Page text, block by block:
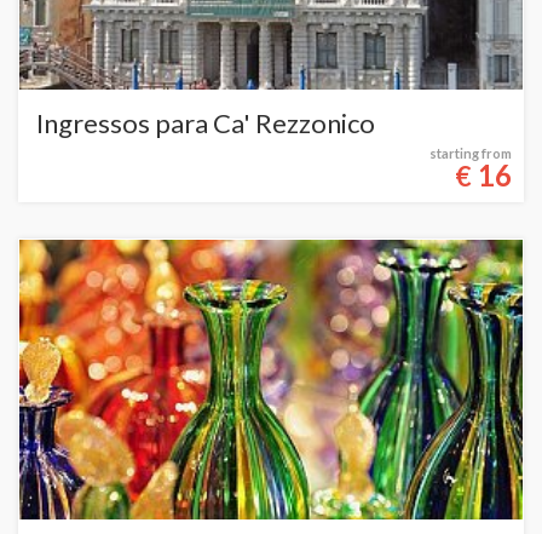
Ingressos para Ca' Rezzonico
starting from
€ 16